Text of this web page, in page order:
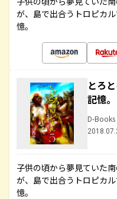
が、島で出合うトロピカ
憶。
とろ
記憶
D-Books
子供の頃から夢見ていた
が、島で出合うトロピカ
憶。